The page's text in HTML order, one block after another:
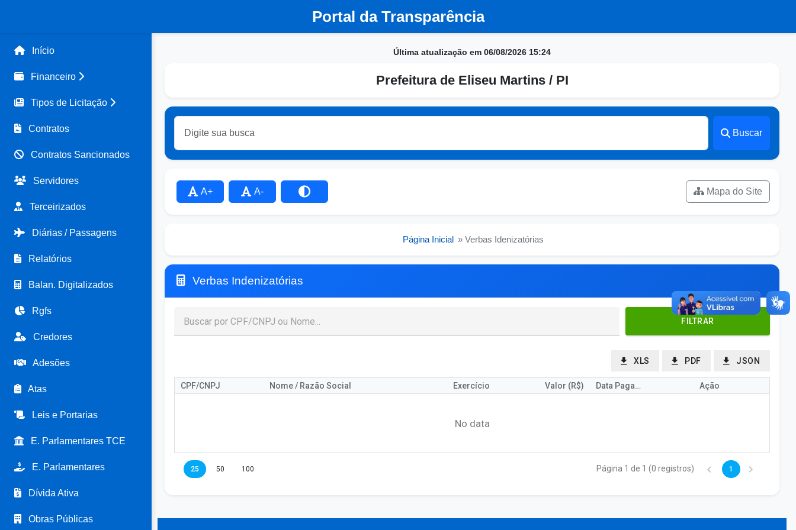
Portal da Transparência
Início
Financeiro
Tipos de Licitação
Contratos
Contratos Sancionados
Servidores
Terceirizados
Diárias / Passagens
Relatórios
Balan. Digitalizados
Rgfs
Credores
Adesões
Atas
Leis e Portarias
E. Parlamentares TCE
E. Parlamentares
Dívida Ativa
Obras Públicas
Última atualização em 06/08/2026 15:24
Prefeitura de Eliseu Martins / PI
Buscar
A+ A- Mapa do Site
Página Inicial » Verbas Idenizatórias
Verbas Indenizatórias
FILTRAR
XLS PDF JSON
CPF/CNPJ Nome / Razão Social Exercício Valor (R$) Data Pagamento Ação
No data
25 50 100 Página 1 de 1 (0 registros) 1